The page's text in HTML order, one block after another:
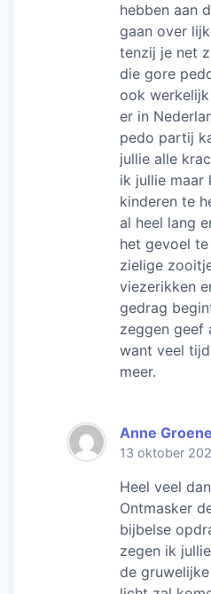
hebben aan
gaan over
tenzij je net
die gore
ook
er in
pedo partij
jullie alle
ik jullie maar
kinderen te
al heel lang
het gevoel
zielige
viezerikken
gedrag
zeggen geef
want veel
meer.
Anne
13 oktober
Heel veel
Ontmasker
bijbelse
zegen ik
de